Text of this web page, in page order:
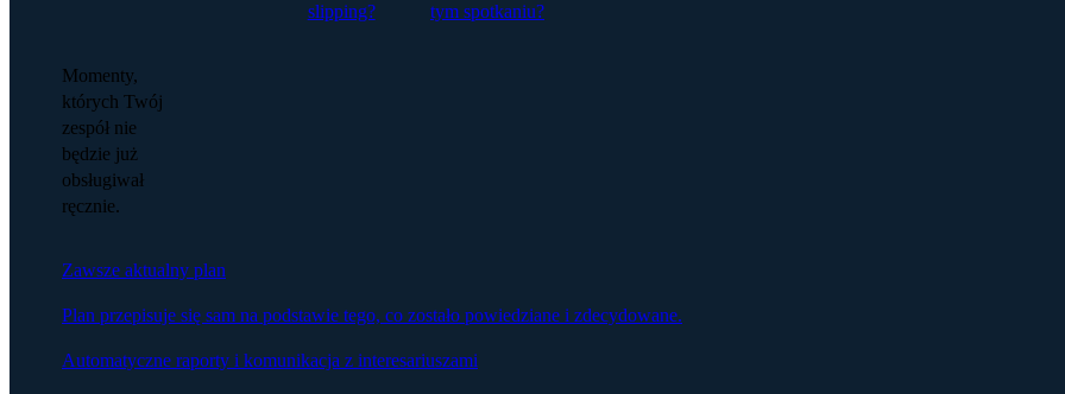
slipping?
tym spotkaniu?
Momenty,
których Twój
zespół nie
będzie już
obsługiwał
ręcznie.
Zawsze aktualny plan
Plan przepisuje się sam na podstawie tego, co zostało powiedziane i zdecydowane.
Automatyczne raporty i komunikacja z interesariuszami